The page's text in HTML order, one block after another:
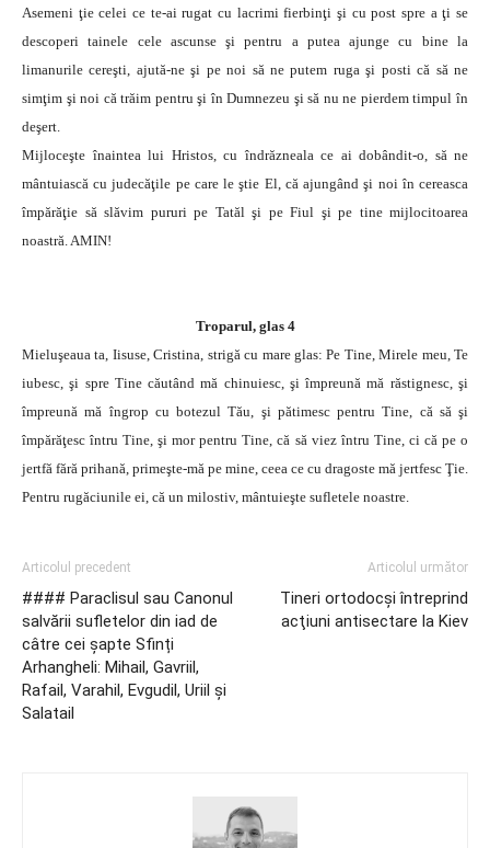
Asemeni ţie celei ce te-ai rugat cu lacrimi fierbinţi şi cu post spre a ţi se
descoperi tainele cele ascunse şi pentru a putea ajunge cu bine la
limanurile cereşti, ajută-ne şi pe noi să ne putem ruga şi posti că să ne
simţim şi noi că trăim pentru şi în Dumnezeu şi să nu ne pierdem timpul în
deşert.
Mijloceşte înaintea lui Hristos, cu îndrăzneala ce ai dobândit-o, să ne
mântuiască cu judecăţile pe care le ştie El, că ajungând şi noi în cereasca
împărăţie să slăvim pururi pe Tatăl şi pe Fiul şi pe tine mijlocitoarea
noastră. AMIN!
Troparul, glas 4
Mieluşeaua ta, Iisuse, Cristina, strigă cu mare glas: Pe Tine, Mirele meu, Te
iubesc, şi spre Tine căutând mă chinuiesc, şi împreună mă răstignesc, şi
împreună mă îngrop cu botezul Tău, şi pătimesc pentru Tine, că să şi
împărăţesc întru Tine, şi mor pentru Tine, că să viez întru Tine, ci că pe o
jertfă fără prihană, primeşte-mă pe mine, ceea ce cu dragoste mă jertfesc Ţie.
Pentru rugăciunile ei, că un milostiv, mântuieşte sufletele noastre.
Articolul precedent
#### Paraclisul sau Canonul
salvării sufletelor din iad de
câtre cei șapte Sfinți
Arhangheli: Mihail, Gavriil,
Rafail, Varahil, Evgudil, Uriil și
Salatail
Articolul următor
Tineri ortodocşi întreprind
acţiuni antisectare la Kiev